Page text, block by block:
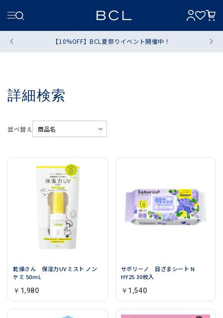
【10%OFF】BCL夏祭りイベント開催中！
詳細検索
並べ替え
乾燥さん 保湿力UVミスト ノン
ケミ 50mL
￥1,980
サボリーノ 目ざまシート N
HY25 30枚入
￥1,540